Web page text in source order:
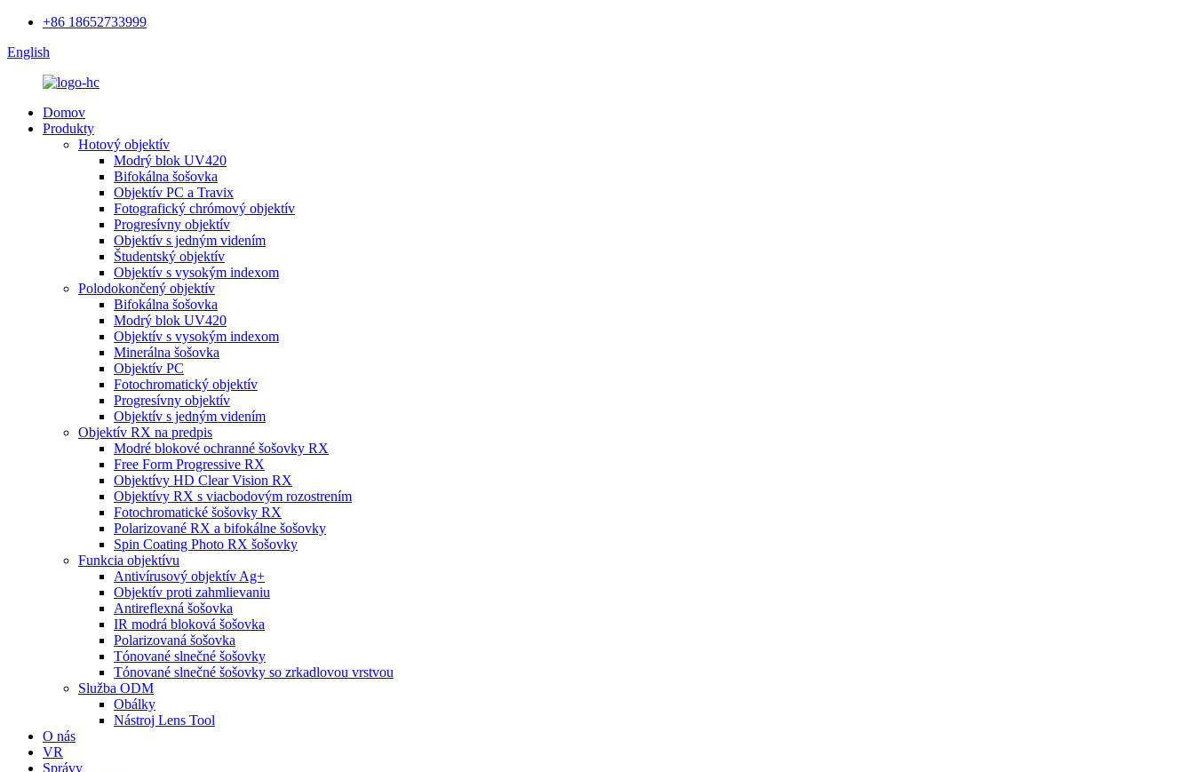
+86 18652733999
English
Domov
Produkty
Hotový objektív
Modrý blok UV420
Bifokálna šošovka
Objektív PC a Travix
Fotografický chrómový objektív
Progresívny objektív
Objektív s jedným videním
Študentský objektív
Objektív s vysokým indexom
Polodokončený objektív
Bifokálna šošovka
Modrý blok UV420
Objektív s vysokým indexom
Minerálna šošovka
Objektív PC
Fotochromatický objektív
Progresívny objektív
Objektív s jedným videním
Objektív RX na predpis
Modré blokové ochranné šošovky RX
Free Form Progressive RX
Objektívy HD Clear Vision RX
Objektívy RX s viacbodovým rozostrením
Fotochromatické šošovky RX
Polarizované RX a bifokálne šošovky
Spin Coating Photo RX šošovky
Funkcia objektívu
Antivírusový objektív Ag+
Objektív proti zahmlievaniu
Antireflexná šošovka
IR modrá bloková šošovka
Polarizovaná šošovka
Tónované slnečné šošovky
Tónované slnečné šošovky so zrkadlovou vrstvou
Služba ODM
Obálky
Nástroj Lens Tool
O nás
VR
Správy